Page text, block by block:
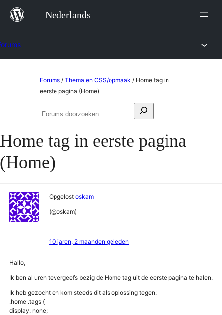
naar
Nederlands
Forums / Thema en CSS/opmaak / Home tag in
eerste pagina (Home)
Zoeken
Forums
Home tag in eerste pagina
(Home)
Opgelost oskam
(@oskam)
10 jaren, 2 maanden geleden
Hallo,
Ik ben al uren tevergeefs bezig de Home tag uit de eerste pagina te halen.
Ik heb gezocht en kom steeds dit als oplossing tegen:
.home .tags {
display: none;